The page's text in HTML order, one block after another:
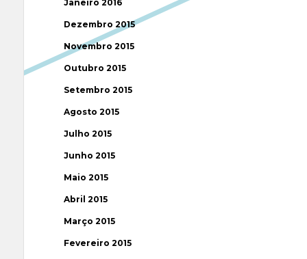
Janeiro 2016
Dezembro 2015
Novembro 2015
Outubro 2015
Setembro 2015
Agosto 2015
Julho 2015
Junho 2015
Maio 2015
Abril 2015
Março 2015
Fevereiro 2015